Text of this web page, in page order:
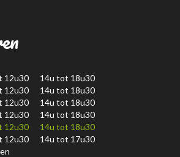
12u30 14u tot 18u30
12u30 14u tot 18u30
12u30 14u tot 18u30
12u30 14u tot 18u30
12u30 14u tot 18u30
12u30 14u tot 17u30